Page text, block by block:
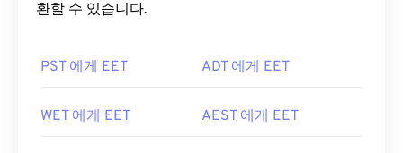
환할 수 있습니다.
PST 에게 EET ADT 에게 EET
WET 에게 EET AEST 에게 EET